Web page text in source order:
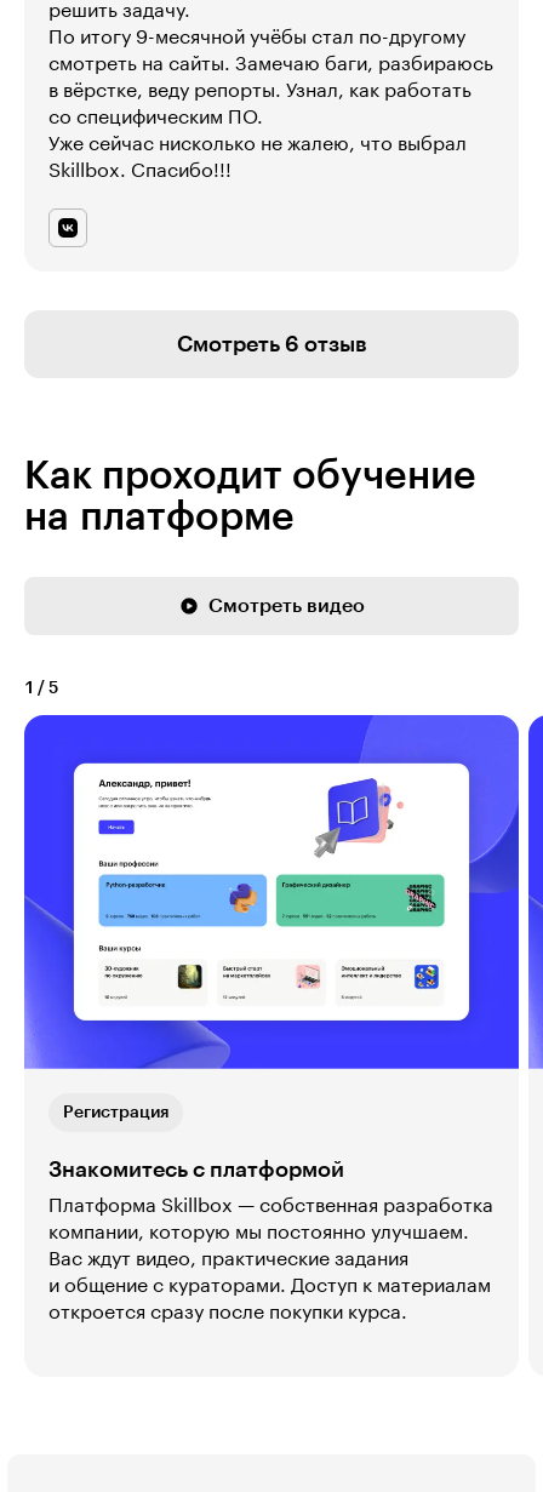
решить задачу.
По итогу 9-месячной учёбы стал по-другому
смотреть на сайты. Замечаю баги, разбираюсь
в вёрстке, веду репорты. Узнал, как работать
со специфическим ПО.
Уже сейчас нисколько не жалею, что выбрал
Skillbox. Спасибо!!!
Смотреть 6 отзыв
Как проходит обучение
на платформе
Смотреть видео
1 / 5
Регистрация
Знакомитесь с платформой
Платформа Skillbox — собственная разработка
компании, которую мы постоянно улучшаем.
Вас ждут видео, практические задания
и общение с кураторами. Доступ к материалам
откроется сразу после покупки курса.